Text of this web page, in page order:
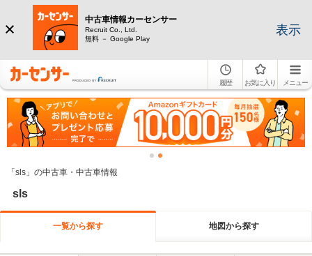
中古車情報カーセンサー
Recruit Co., Ltd.
無料 － Google Play
表示
履歴 お気に入り メニュー
「sls」の中古車・中古車情報
sls
一覧から探す 地図から探す